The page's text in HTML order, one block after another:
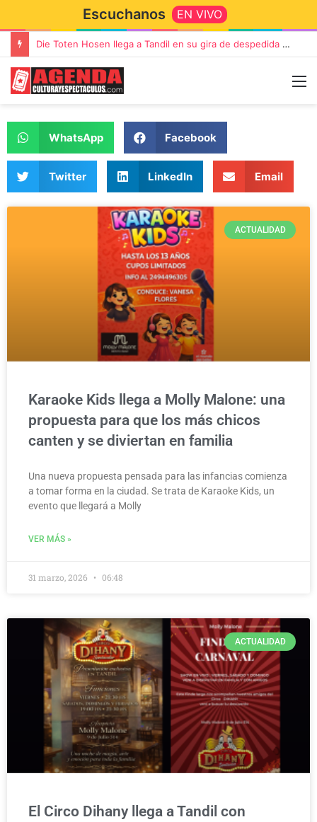
Escuchanos EN VIVO
“TIRRIA” llega a Tandil con un elenco de lujo encabezado por Capusotto, Spregelburd y Stefani
WhatsApp Facebook
Twitter LinkedIn Email
ACTUALIDAD
Karaoke Kids llega a Molly Malone: una
propuesta para que los más chicos
canten y se diviertan en familia
Una nueva propuesta pensada para las infancias comienza
a tomar forma en la ciudad. Se trata de Karaoke Kids, un
evento que llegará a Molly
VER MÁS »
31 marzo, 2026 06:48
ACTUALIDAD
El Circo Dihany llega a Tandil con